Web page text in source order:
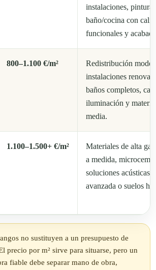
instalaciones,
baño/cocina con
funcionales y
800–1.100 €/m²
Redistribución
instalaciones
baños completos,
iluminación y
media.
1.100–1.500+ €/m²
Materiales de alta
a medida,
soluciones acústicas,
avanzada o suelos
no sustituyen a un presupuesto de
precio por m² sirve para situarse, pero un
fiable debe separar mano de obra,